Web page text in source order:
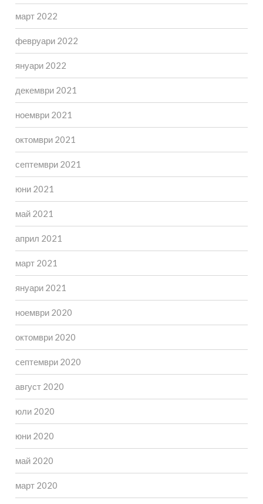
март 2022
февруари 2022
януари 2022
декември 2021
ноември 2021
октомври 2021
септември 2021
юни 2021
май 2021
април 2021
март 2021
януари 2021
ноември 2020
октомври 2020
септември 2020
август 2020
юли 2020
юни 2020
май 2020
март 2020